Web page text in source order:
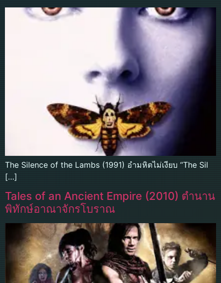
The Silence of the Lambs (1991) อำมหิตไม่เงียบ “The Sil
[…]
Tales of an Ancient Empire (2010) ตำนาน
พิทักษ์อาณาจักรโบราณ